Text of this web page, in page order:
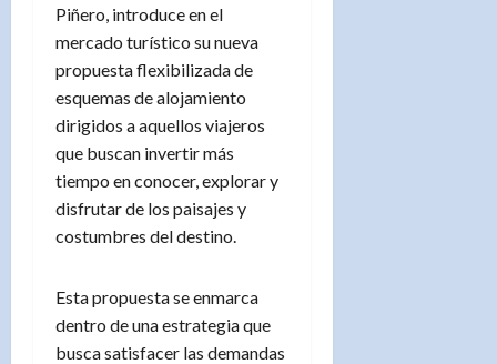
Piñero, introduce en el
mercado turístico su nueva
propuesta flexibilizada de
esquemas de alojamiento
dirigidos a aquellos viajeros
que buscan invertir más
tiempo en conocer, explorar y
disfrutar de los paisajes y
costumbres del destino.
Esta propuesta se enmarca
dentro de una estrategia que
busca satisfacer las demandas